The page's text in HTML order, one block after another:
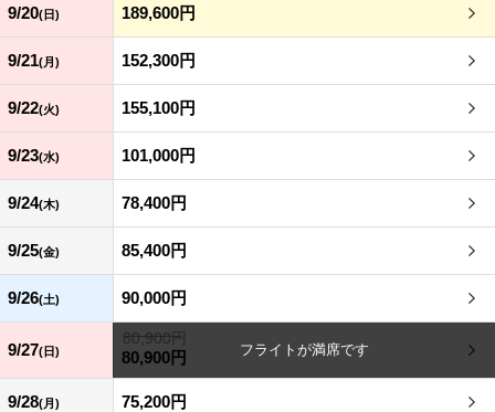
9/20(日) 189,600円
9/21(月) 152,300円
9/22(火) 155,100円
9/23(水) 101,000円
9/24(木) 78,400円
9/25(金) 85,400円
9/26(土) 90,000円
9/27(日)
80,900円
80,900円
9/28(月) 75,200円